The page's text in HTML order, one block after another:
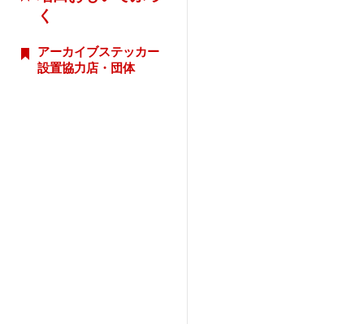
く
アーカイブステッカー
設置協力店・団体